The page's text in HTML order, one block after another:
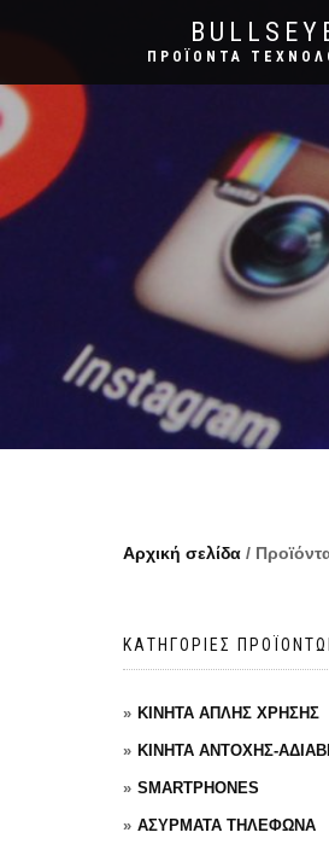
ΠΡΟΪΌΝΤΑ
Αρχική σελίδα /
ΚΑΤΗΓΟΡΙΕΣ
ΚΙΝΗΤΑ ΑΠΛΗΣ ΧΡΗΣΗΣ
ΚΙΝΗΤΑ ΑΝΤΟΧΗΣ-
SMARTPHONES
ΑΣΥΡΜΑΤΑ ΤΗΛΕΦΩΝΑ